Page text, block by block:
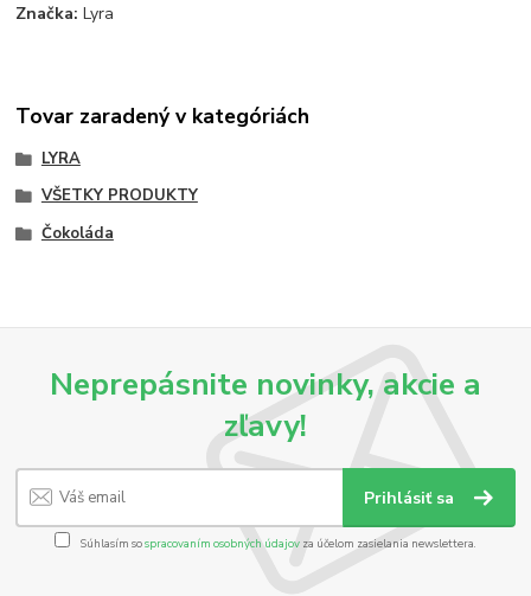
Značka: Lyra
Tovar zaradený v kategóriách
LYRA
VŠETKY PRODUKTY
Čokoláda
Neprepásnite novinky, akcie a
zľavy!
Prihlásiť sa
Súhlasím sospracovaním osobných údajov za účelom zasielania newslettera.